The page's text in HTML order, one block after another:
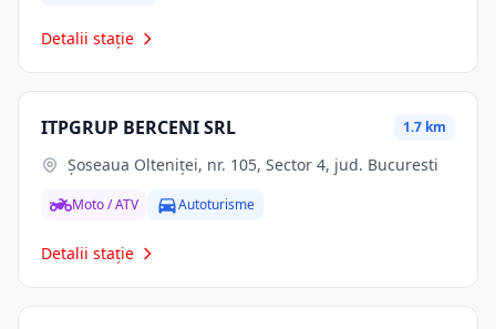
Detalii stație
ITPGRUP BERCENI SRL 1.7 km
Șoseaua Olteniței, nr. 105, Sector 4, jud. Bucuresti
Moto / ATV Autoturisme
Detalii stație